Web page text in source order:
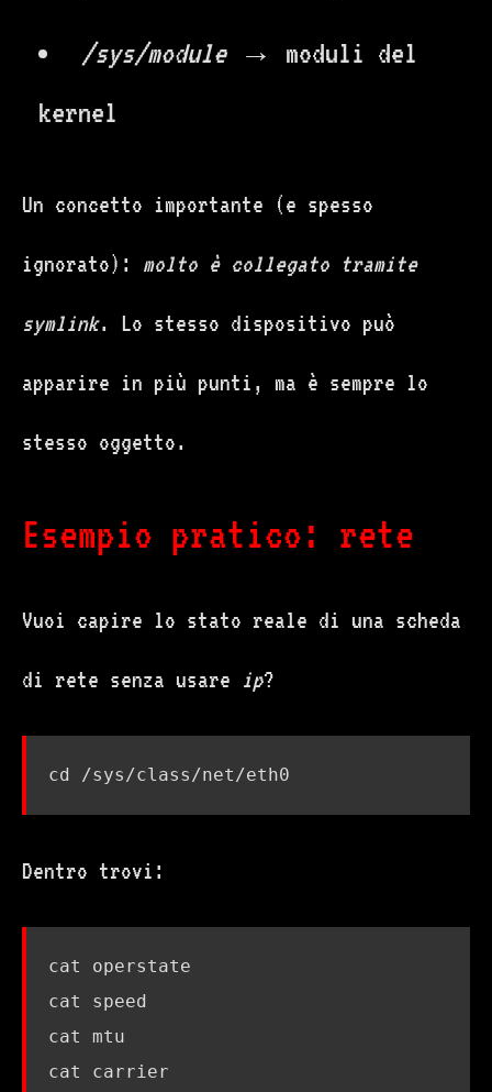
/sys/module→ moduli del
kernel
Un concetto importante (e spesso
ignorato): molto è collegato tramite
symlink. Lo stesso dispositivo può
apparire in più punti, ma è sempre lo
stesso oggetto.
Esempio pratico: rete
Vuoi capire lo stato reale di una scheda
di rete senza usare ip?
cd
Dentro trovi: